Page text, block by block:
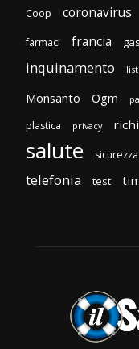
Coop coronavirus
farmaci francia gas
inquinamento
Monsanto Ogm
plastica privacy
salute sicurezza
telefonia test